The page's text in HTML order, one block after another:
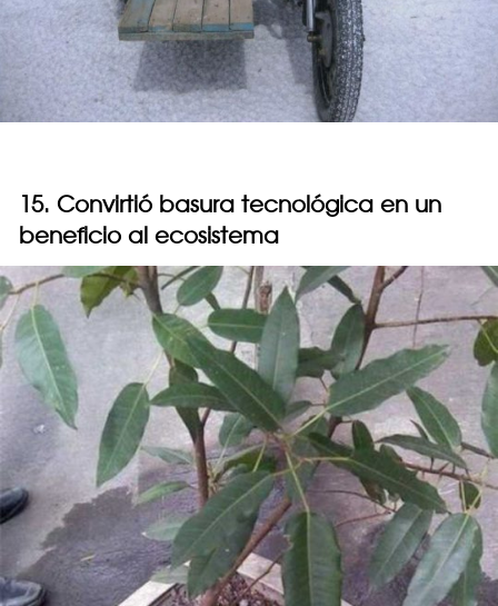
15. Convirtió basura tecnológica en un
beneficio al ecosistema